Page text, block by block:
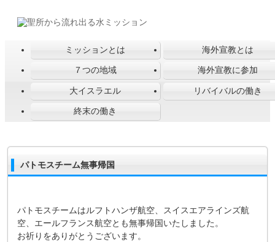
ミッションとは 海外宣教とは
７つの地域 海外宣教に参加
大イスラエル リバイバルの働き
終末の働き
パトモスチーム無事帰国
パトモスチームはルフトハンザ航空、スイスエアラインズ航
空、エールフランス航空とも無事帰国いたしました。
お祈りをありがとうございます。